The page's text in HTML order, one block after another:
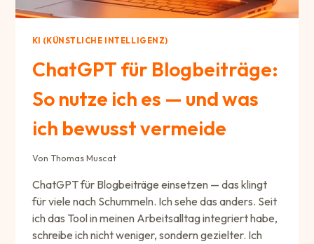
KI (KÜNSTLICHE INTELLIGENZ)
ChatGPT für Blogbeiträge:
So nutze ich es — und was
ich bewusst vermeide
Von Thomas Muscat
ChatGPT für Blogbeiträge einsetzen — das klingt
für viele nach Schummeln. Ich sehe das anders. Seit
ich das Tool in meinen Arbeitsalltag integriert habe,
schreibe ich nicht weniger, sondern gezielter. Ich